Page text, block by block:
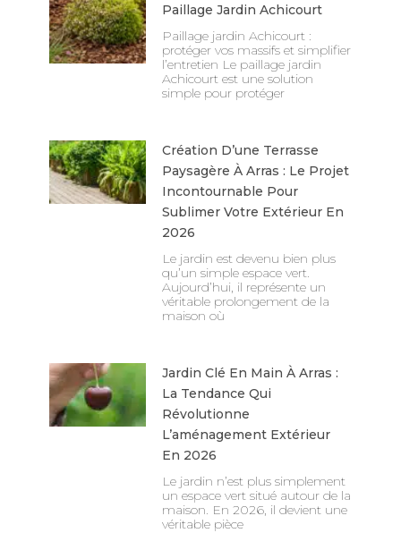
Paillage Jardin Achicourt
Paillage jardin Achicourt :
protéger vos massifs et simplifier
l’entretien Le paillage jardin
Achicourt est une solution
simple pour protéger
Création D’une Terrasse
Paysagère À Arras : Le Projet
Incontournable Pour
Sublimer Votre Extérieur En
2026
Le jardin est devenu bien plus
qu’un simple espace vert.
Aujourd’hui, il représente un
véritable prolongement de la
maison où
Jardin Clé En Main À Arras :
La Tendance Qui
Révolutionne
L’aménagement Extérieur
En 2026
Le jardin n’est plus simplement
un espace vert situé autour de la
maison. En 2026, il devient une
véritable pièce